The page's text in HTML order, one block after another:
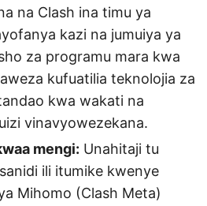
na Clash ina timu ya
kazi na jumuiya ya
za programu mara kwa
kufuatilia teknolojia za
kwa wakati na
vinavyowezekana.
mengi: Unahitaji tu
ili itumike kwenye
Mihomo (Clash Meta)